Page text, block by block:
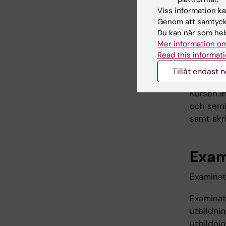
Vidare
samt
Kursen
och
samt
Viss information
Genom att
Du kan när som
Mer information
Read this
Tillåt endast